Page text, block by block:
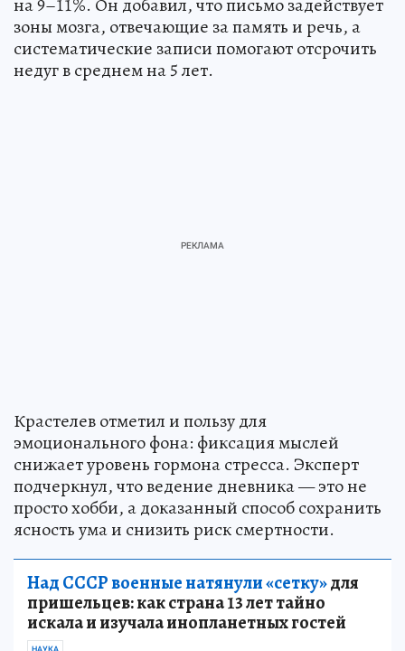
на 9–11%. Он добавил, что письмо задействует
зоны мозга, отвечающие за память и речь, а
систематические записи помогают отсрочить
недуг в среднем на 5 лет.
Крастелев отметил и пользу для
эмоционального фона: фиксация мыслей
снижает уровень гормона стресса. Эксперт
подчеркнул, что ведение дневника — это не
просто хобби, а доказанный способ сохранить
ясность ума и снизить риск смертности.
Над СССР военные натянули «сетку»для
пришельцев: как страна 13 лет тайно
искала и изучала инопланетных гостей